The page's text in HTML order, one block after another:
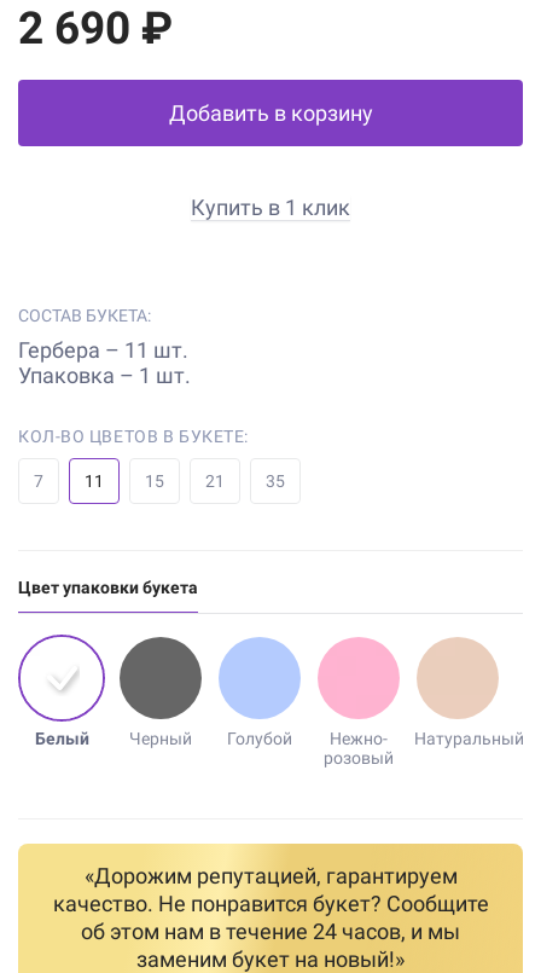
2 690 ₽
Добавить в корзину
Купить в 1 клик
СОСТАВ БУКЕТА:
Гербера – 11 шт.
Упаковка – 1 шт.
КОЛ-ВО ЦВЕТОВ В БУКЕТЕ:
7 11 15 21 35
Цвет упаковки букета
Белый Черный Голубой
Нежно-
розовый
Натуральный
«Дорожим репутацией, гарантируем
качество. Не понравится букет? Сообщите
об этом нам в течение 24 часов, и мы
заменим букет на новый!»